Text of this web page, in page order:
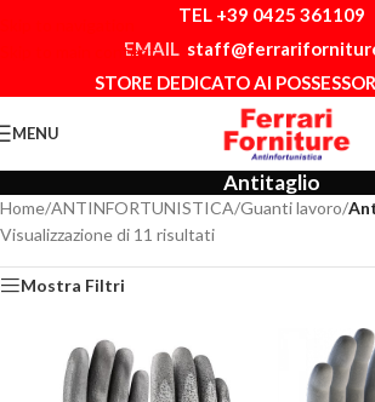
Skip to main content
TEL +39 0425 361109
EMAIL
STORE DEDICATO AI
MENU
Antitaglio
Home/ANTINFORTUNISTICA/Guanti lavoro/
Visualizzazione di 11 risultati
Mostra Filtri